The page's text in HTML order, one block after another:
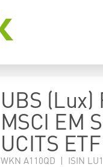
UBS
MSCI EM
UCITS
WKN A110QD | ISIN